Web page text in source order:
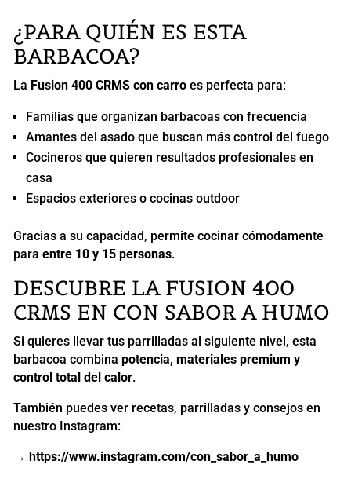
¿PARA QUIÉN ES ESTA
BARBACOA?
La Fusion 400 CRMS con carroes perfecta para:
Familias que organizan barbacoas con frecuencia
Amantes del asado que buscan más control del fuego
Cocineros que quieren resultados profesionales en
casa
Espacios exteriores o cocinas outdoor
Gracias a su capacidad, permite cocinar cómodamente
para entre 10 y 15 personas.
DESCUBRE LA FUSION 400
CRMS EN CON SABOR A HUMO
Si quieres llevar tus parrilladas al siguiente nivel, esta
barbacoa combina potencia, materiales premium y
control total del calor.
También puedes ver recetas, parrilladas y consejos en
nuestro Instagram:
→ https://www.instagram.com/con_sabor_a_humo